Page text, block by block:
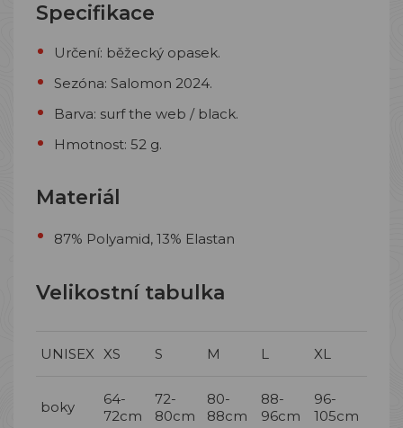
Specifikace
Určení: běžecký opasek.
Sezóna: Salomon 2024.
Barva: surf the web / black.
Hmotnost: 52 g.
Materiál
87% Polyamid, 13% Elastan
Velikostní tabulka
UNISEX XS S M L XL
boky
64-
72cm
72-
80cm
80-
88cm
88-
96cm
96-
105cm